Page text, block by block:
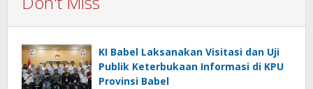
KI Babel Laksanakan Visitasi dan Uji
Publik Keterbukaan Informasi di KPU
Provinsi Babel